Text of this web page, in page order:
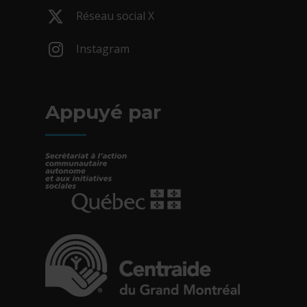
Réseau social X
Instagram
Appuyé par